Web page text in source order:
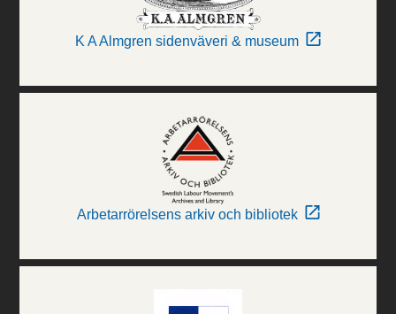
K A Almgren sidenväveri & museum
Arbetarrörelsens arkiv och bibliotek